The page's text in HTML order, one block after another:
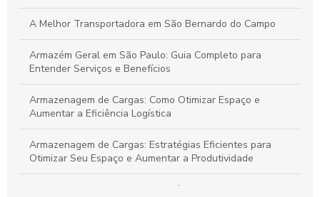
A Melhor Transportadora em São Bernardo do Campo
Armazém Geral em São Paulo: Guia Completo para
Entender Serviços e Benefícios
Armazenagem de Cargas: Como Otimizar Espaço e
Aumentar a Eficiência Logística
Armazenagem de Cargas: Estratégias Eficientes para
Otimizar Seu Espaço e Aumentar a Produtividade
Armazenagem de cargas: estratégias eficientes para